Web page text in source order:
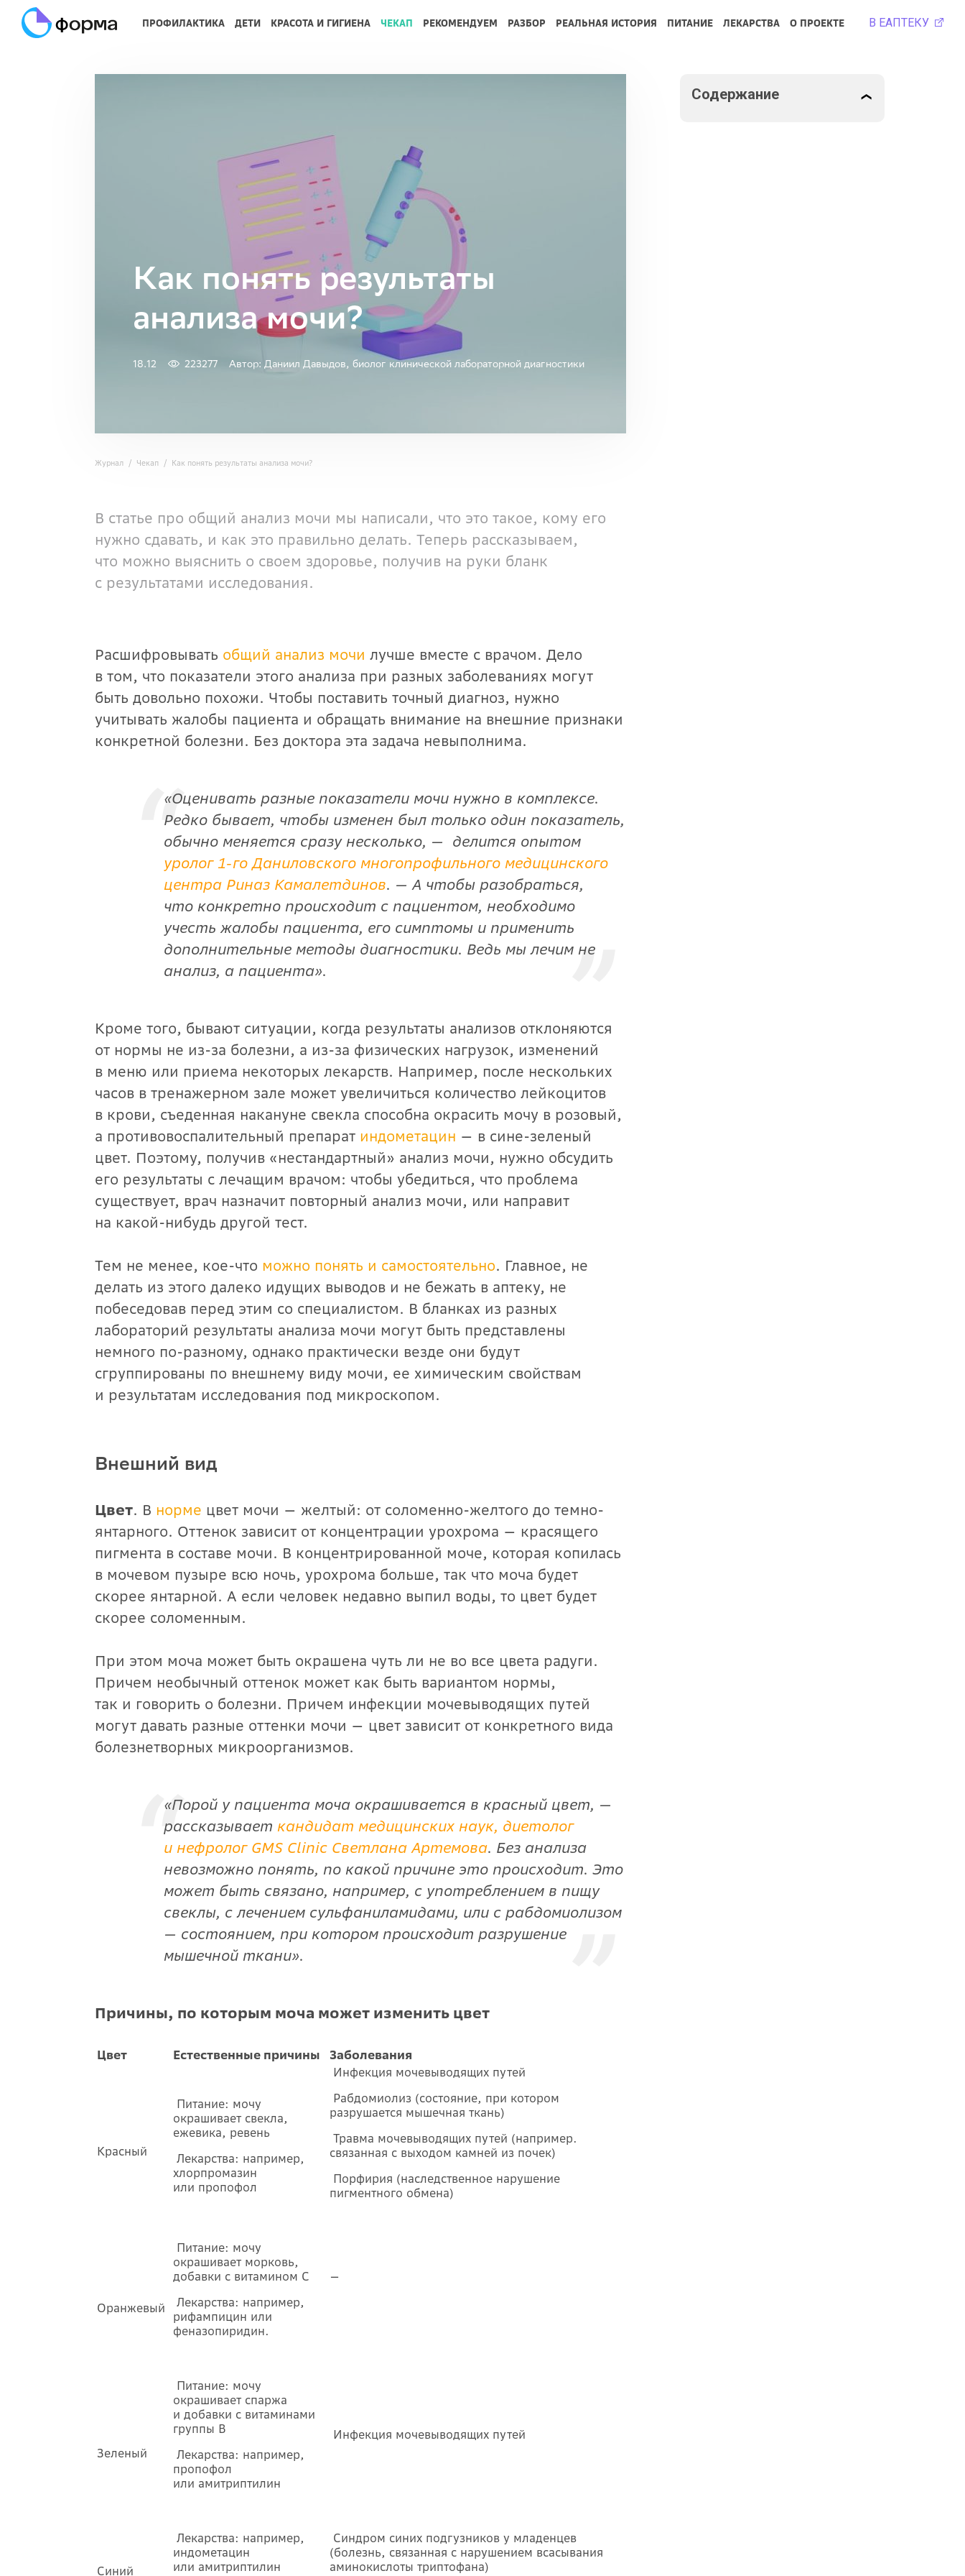
ПРОФИЛАКТИКА ДЕТИ КРАСОТА И ГИГИЕНА ЧЕКАП РЕКОМЕНДУЕМ РАЗБОР РЕАЛЬНАЯ ИСТОРИЯ ПИТАНИЕ ЛЕКАРСТВА О ПРОЕКТЕ В ЕАПТЕКУ
Как понять результаты
анализа мочи?
18.12 223277 Автор: Даниил Давыдов, биолог клинической лабораторной диагностики
Журнал Чекап Как понять результаты анализа мочи?
В статье про общий анализ мочи мы написали, что это такое, кому его
нужно сдавать, и как это правильно делать. Теперь рассказываем,
что можно выяснить о своем здоровье, получив на руки бланк
с результатами исследования.
Расшифровывать общий анализ мочи лучше вместе с врачом. Дело
в том, что показатели этого анализа при разных заболеваниях могут
быть довольно похожи. Чтобы поставить точный диагноз, нужно
учитывать жалобы пациента и обращать внимание на внешние признаки
конкретной болезни. Без доктора эта задача невыполнима.
«Оценивать разные показатели мочи нужно в комплексе.
Редко бывает, чтобы изменен был только один показатель,
обычно меняется сразу несколько, — делится опытом
уролог 1-го Даниловского многопрофильного медицинского
центра Риназ Камалетдинов. — А чтобы разобраться,
что конкретно происходит с пациентом, необходимо
учесть жалобы пациента, его симптомы и применить
дополнительные методы диагностики. Ведь мы лечим не
анализ, а пациента».
Кроме того, бывают ситуации, когда результаты анализов отклоняются
от нормы не из-за болезни, а из-за физических нагрузок, изменений
в меню или приема некоторых лекарств. Например, после нескольких
часов в тренажерном зале может увеличиться количество лейкоцитов
в крови, съеденная накануне свекла способна окрасить мочу в розовый,
а противовоспалительный препарат индометацин — в сине-зеленый
цвет. Поэтому, получив «нестандартный» анализ мочи, нужно обсудить
его результаты с лечащим врачом: чтобы убедиться, что проблема
существует, врач назначит повторный анализ мочи, или направит
на какой-нибудь другой тест.
Тем не менее, кое-что можно понять и самостоятельно. Главное, не
делать из этого далеко идущих выводов и не бежать в аптеку, не
побеседовав перед этим со специалистом. В бланках из разных
лабораторий результаты анализа мочи могут быть представлены
немного по-разному, однако практически везде они будут
сгруппированы по внешнему виду мочи, ее химическим свойствам
и результатам исследования под микроскопом.
Внешний вид
Цвет. В норме цвет мочи — желтый: от соломенно-желтого до темно-
янтарного. Оттенок зависит от концентрации урохрома — красящего
пигмента в составе мочи. В концентрированной моче, которая копилась
в мочевом пузыре всю ночь, урохрома больше, так что моча будет
скорее янтарной. А если человек недавно выпил воды, то цвет будет
скорее соломенным.
При этом моча может быть окрашена чуть ли не во все цвета радуги.
Причем необычный оттенок может как быть вариантом нормы,
так и говорить о болезни. Причем инфекции мочевыводящих путей
могут давать разные оттенки мочи — цвет зависит от конкретного вида
болезнетворных микроорганизмов.
«Порой у пациента моча окрашивается в красный цвет, —
рассказывает кандидат медицинских наук, диетолог
и нефролог GMS Cliniс Светлана Артемова. Без анализа
невозможно понять, по какой причине это происходит. Это
может быть связано, например, с употреблением в пищу
свеклы, с лечением сульфаниламидами, или с рабдомиолизом
— состоянием, при котором происходит разрушение
мышечной ткани».
Причины, по которым моча может изменить цвет
Цвет Естественные причины Заболевания
Красный
Питание: мочу
окрашивает свекла,
ежевика, ревень
Лекарства: например,
хлорпромазин
или пропофол
Инфекция мочевыводящих путей
Рабдомиолиз (состояние, при котором
разрушается мышечная ткань)
Травма мочевыводящих путей (например.
связанная с выходом камней из почек)
Порфирия (наследственное нарушение
пигментного обмена)
Оранжевый
Питание: мочу
окрашивает морковь,
добавки с витамином С
Лекарства: например,
рифампицин или
феназопиридин.
—
Зеленый
Питание: мочу
окрашивает спаржа
и добавки с витаминами
группы В
Лекарства: например,
пропофол
или амитриптилин
Инфекция мочевыводящих путей
Синий
Лекарства: например,
индометацин
или амитриптилин
Синдром синих подгузников у младенцев
(болезнь, связанная с нарушением всасывания
аминокислоты триптофана)
Содержание